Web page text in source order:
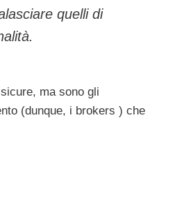
quelli di
ma sono gli
(dunque, i brokers ) che